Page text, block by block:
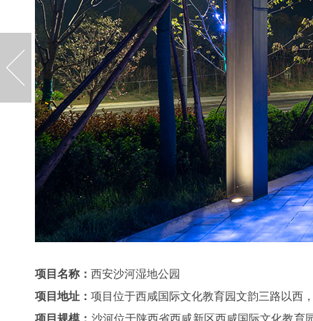
项目名称： 西安沙河湿地公园
项目地址： 项目位于西咸国际文化教育园文韵三路以西
项目规模： 沙河位于陕西省西咸新区西咸国际文化教育